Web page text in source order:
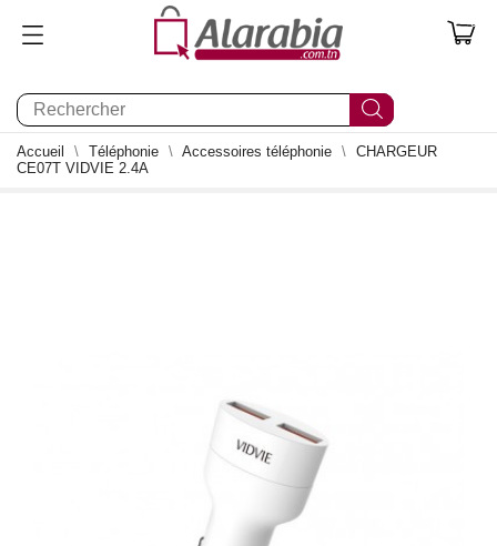
0
Accueil Téléphonie Accessoires téléphonie
CHARGEUR
CE07T VIDVIE 2.4A